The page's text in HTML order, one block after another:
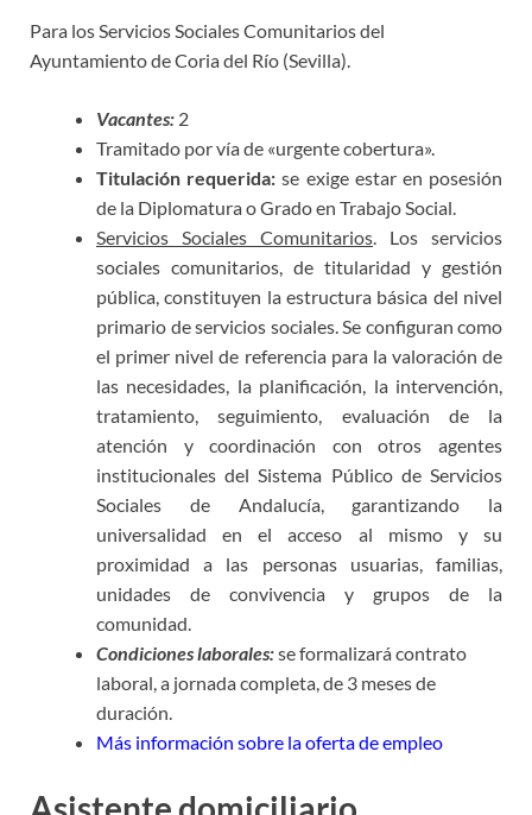
Para los Servicios Sociales Comunitarios del
Ayuntamiento de Coria del Río (Sevilla).
Vacantes: 2
Tramitado por vía de «urgente cobertura».
Titulación requerida: se exige estar en posesión
de la Diplomatura o Grado en Trabajo Social.
Servicios Sociales Comunitarios. Los servicios
sociales comunitarios, de titularidad y gestión
pública, constituyen la estructura básica del nivel
primario de servicios sociales. Se configuran como
el primer nivel de referencia para la valoración de
las necesidades, la planificación, la intervención,
tratamiento, seguimiento, evaluación de la
atención y coordinación con otros agentes
institucionales del Sistema Público de Servicios
Sociales de Andalucía, garantizando la
universalidad en el acceso al mismo y su
proximidad a las personas usuarias, familias,
unidades de convivencia y grupos de la
comunidad.
Condiciones laborales:se formalizará contrato
laboral, a jornada completa, de 3 meses de
duración.
Más información sobre la oferta de empleo